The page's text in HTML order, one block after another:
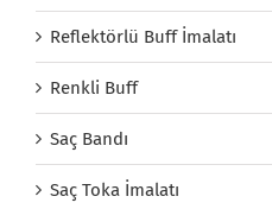
Reflektörlü Buff İmalatı
Renkli Buff
Saç Bandı
Saç Toka İmalatı